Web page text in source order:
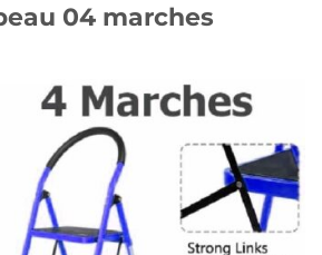
04 marches